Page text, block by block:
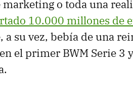
o toda una
10.000 millones de
a su vez, bebía de una
el primer BWM Serie 3